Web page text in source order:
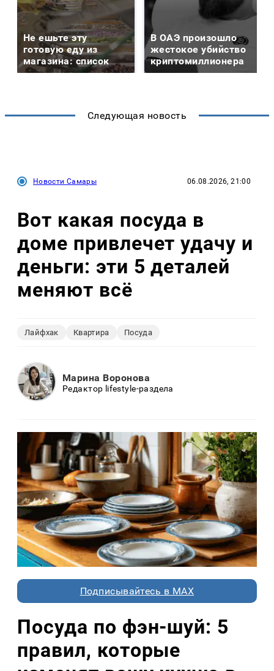
Не ешьте эту
готовую еду из
магазина: список
В ОАЭ произошло
жестокое убийство
криптомиллионера
Следующая новость
Новости Самары 06.08.2026, 21:00
Вот какая посуда в
доме привлечет удачу и
деньги: эти 5 деталей
меняют всё
Лайфхак Квартира Посуда
Марина Воронова
Редактор lifestyle-раздела
Подписывайтесь в MAX
Посуда по фэн-шуй: 5
правил, которые